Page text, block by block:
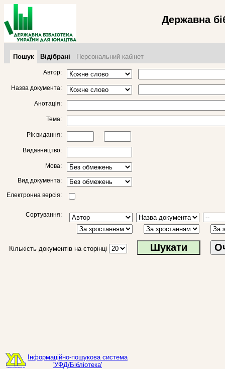
Державна
Пошук Відібрані Персональний кабінет
Автор:
Назва документа:
Анотація:
Тема:
Рік видання: -
Видавництво:
Мова:
Вид документа:
Електронна версія:
Сортування:
Кількість документів на сторінці
Інформаційно-пошукова система
'УФД/Бібліотека'